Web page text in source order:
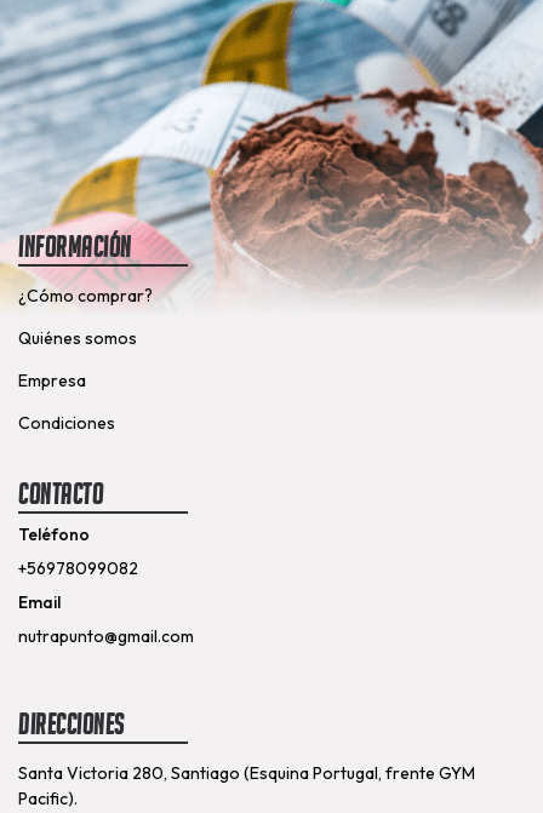
Información
¿Cómo comprar?
Quiénes somos
Empresa
Condiciones
Contacto
Teléfono
+56978099082
Email
nutrapunto@gmail.com
Direcciones
Santa Victoria 280, Santiago (Esquina Portugal, frente GYM
Pacific).